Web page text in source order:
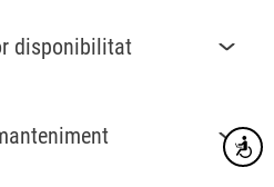
disponibilitat